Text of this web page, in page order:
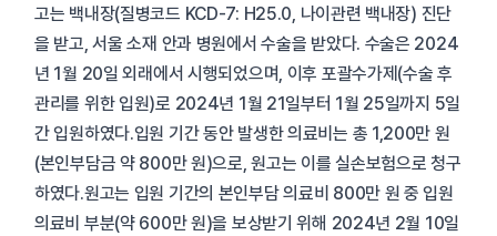
고는 백내장(질병코드 KCD-7: H25.0, 나이관련 백내장) 진단
을 받고, 서울 소재 안과 병원에서 수술을 받았다. 수술은 2024
년 1월 20일 외래에서 시행되었으며, 이후 포괄수가제(수술 후
관리를 위한 입원)로 2024년 1월 21일부터 1월 25일까지 5일
간 입원하였다.입원 기간 동안 발생한 의료비는 총 1,200만 원
(본인부담금 약 800만 원)으로, 원고는 이를 실손보험으로 청구
하였다.원고는 입원 기간의 본인부담 의료비 800만 원 중 입원
의료비 부분(약 600만 원)을 보상받기 위해 2024년 2월 10일